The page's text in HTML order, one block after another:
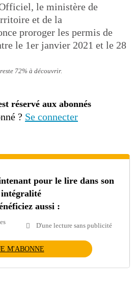
le ministère de
et de la
proroger les permis de
le 1er janvier 2021 et le 28
72% à découvrir.
réservé aux abonnés
? Se connecter
pour le lire dans son
intégralité
aussi :
D'une lecture sans publicité
M'ABONNE